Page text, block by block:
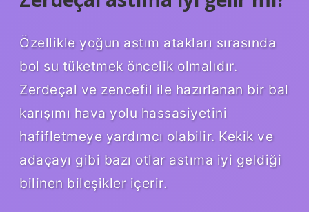
Özellikle yoğun astım atakları sırasında
bol su tüketmek öncelik olmalıdır.
Zerdeçal ve zencefil ile hazırlanan bir bal
karışımı hava yolu hassasiyetini
hafifletmeye yardımcı olabilir. Kekik ve
adaçayı gibi bazı otlar astıma iyi geldiği
bilinen bileşikler içerir.